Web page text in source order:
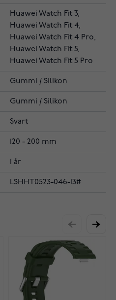
Huawei Watch Fit 3,
Huawei Watch Fit 4,
Huawei Watch Fit 4 Pro,
Huawei Watch Fit 5,
Huawei Watch Fit 5 Pro
Gummi / Silikon
Gummi / Silikon
Svart
120 - 200 mm
1 år
LSHHT0523-046-13#